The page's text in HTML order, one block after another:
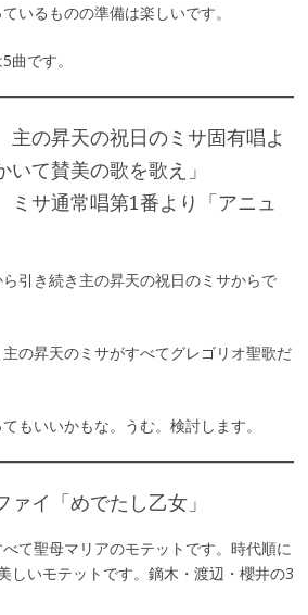
いるものの準備は楽しいです。
曲です。
の昇天の祝日のミサ固有唱よ
いて賛美の歌を歌え」
サ通常唱第1番より「アニュ
引き続き主の昇天の祝日のミサからで
の昇天のミサがすべてグレゴリオ聖歌だ
もいいかもな。うむ。検討します。
イ「めでたし乙女」
て聖母マリアのモテットです。時代順に
しいモテットです。鏑木・渡辺・櫻井の3